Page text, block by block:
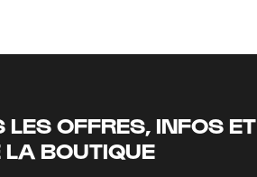
LES OFFRES, INFOS ET
LA BOUTIQUE